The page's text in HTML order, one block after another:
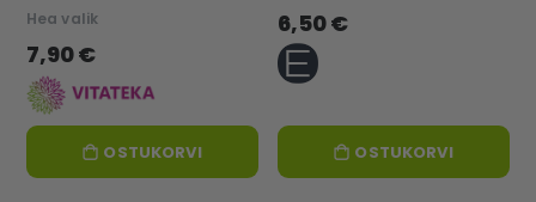
Hea valik
7,90 €
OSTUKORVI
6,50 €
OSTUKORVI